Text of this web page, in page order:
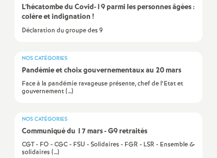
e
o
n
d
L’hécatombe du Covid-19 parmi les personnes âgées :
colère et indignation !
Déclaration du groupe des 9
NOS CATÉGORIES
Pandémie et choix gouvernementaux au 20 mars
Face à la pandémie ravageuse présente, chef de l’Etat et
gouvernement (…)
NOS CATÉGORIES
Communiqué du 17 mars - G9 retraités
CGT - FO - CGC - FSU - Solidaires - FGR - LSR - Ensemble &
solidaires (…)